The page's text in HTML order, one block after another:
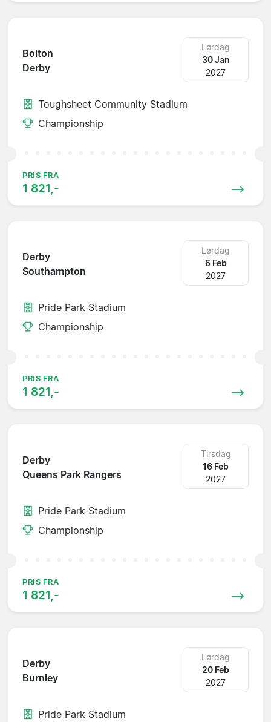
Bolton
Derby
Lørdag
30 Jan
2027
Toughsheet Community Stadium
Championship
PRIS FRA
1 821,-
Derby
Southampton
Lørdag
6 Feb
2027
Pride Park Stadium
Championship
PRIS FRA
1 821,-
Derby
Queens Park Rangers
Tirsdag
16 Feb
2027
Pride Park Stadium
Championship
PRIS FRA
1 821,-
Derby
Burnley
Lørdag
20 Feb
2027
Pride Park Stadium